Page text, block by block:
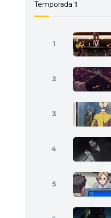
Temporada 1
1
2
3
4
5